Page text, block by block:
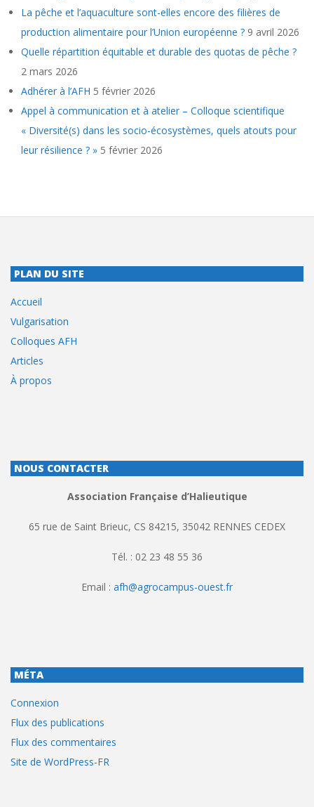
La pêche et l’aquaculture sont-elles encore des filières de
production alimentaire pour l’Union européenne ? 9 avril 2026
Quelle répartition équitable et durable des quotas de pêche ?
2 mars 2026
Adhérer à l’AFH 5 février 2026
Appel à communication et à atelier – Colloque scientifique
« Diversité(s) dans les socio-écosystèmes, quels atouts pour
leur résilience ? » 5 février 2026
PLAN DU SITE
Accueil
Vulgarisation
Colloques AFH
Articles
À propos
NOUS CONTACTER
Association Française d’Halieutique
65 rue de Saint Brieuc, CS 84215, 35042 RENNES CEDEX
Tél. : 02 23 48 55 36
Email : afh@agrocampus-ouest.fr
MÉTA
Connexion
Flux des publications
Flux des commentaires
Site de WordPress-FR